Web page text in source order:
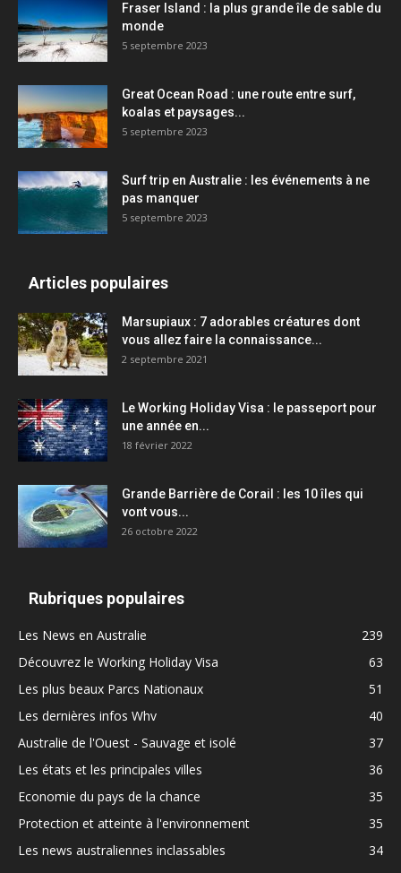
Fraser Island : la plus grande île de sable du
monde
5 septembre 2023
Great Ocean Road : une route entre surf,
koalas et paysages...
5 septembre 2023
Surf trip en Australie : les événements à ne
pas manquer
5 septembre 2023
Articles populaires
Marsupiaux : 7 adorables créatures dont
vous allez faire la connaissance...
2 septembre 2021
Le Working Holiday Visa : le passeport pour
une année en...
18 février 2022
Grande Barrière de Corail : les 10 îles qui
vont vous...
26 octobre 2022
Rubriques populaires
Les News en Australie
239
Découvrez le Working Holiday Visa
63
Les plus beaux Parcs Nationaux
51
Les dernières infos Whv
40
Australie de l'Ouest - Sauvage et isolé
37
Les états et les principales villes
36
Economie du pays de la chance
35
Protection et atteinte à l'environnement
35
Les news australiennes inclassables
34